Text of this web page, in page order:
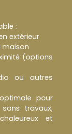
:
extérieur
maison
(options
ou autres
pour
travaux,
et